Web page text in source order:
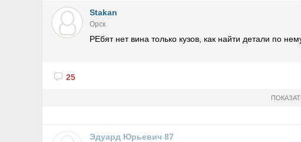
Stakan
Орск
РЕбят нет вина только кузов, как найти детали по
25
Эдуард Юрьевич 87